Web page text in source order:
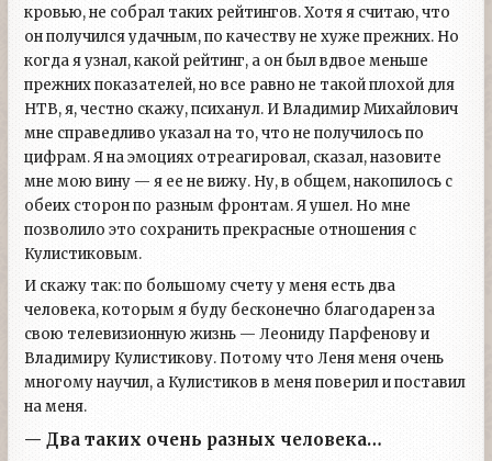
кровью, не собрал таких рейтингов. Хотя я считаю, что
он получился удачным, по качеству не хуже прежних. Но
когда я узнал, какой рейтинг, а он был вдвое меньше
прежних показателей, но все равно не такой плохой для
НТВ, я, честно скажу, психанул. И Владимир Михайлович
мне справедливо указал на то, что не получилось по
цифрам. Я на эмоциях отреагировал, сказал, назовите
мне мою вину — я ее не вижу. Ну, в общем, накопилось с
обеих сторон по разным фронтам. Я ушел. Но мне
позволило это сохранить прекрасные отношения с
Кулистиковым.
И скажу так: по большому счету у меня есть два
человека, которым я буду бесконечно благодарен за
свою телевизионную жизнь — Леониду Парфенову и
Владимиру Кулистикову. Потому что Леня меня очень
многому научил, а Кулистиков в меня поверил и поставил
на меня.
— Два таких очень разных человека…